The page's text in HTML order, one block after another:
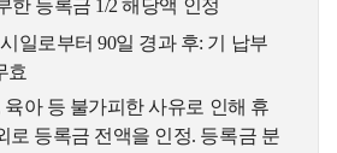
한 등록금 1/2 해당액 인정
일로부터 90일 경과 후: 기 납부
효
육아 등 불가피한 사유로 인해 휴
로 등록금 전액을 인정. 등록금 분